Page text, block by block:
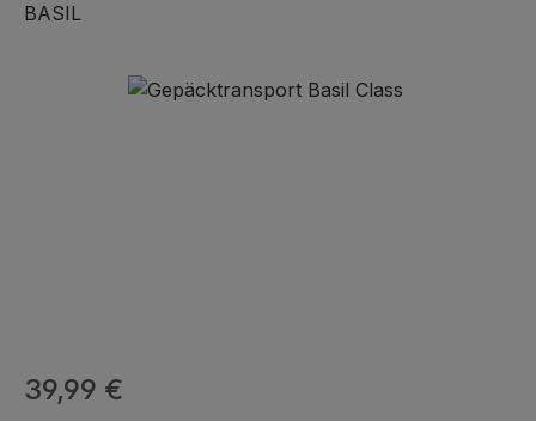
BASIL
Bildergalerie überspringen
Regulärer Preis:
39,99 €